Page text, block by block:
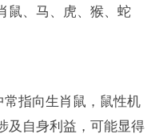
鼠、马、虎、猴、蛇
常指向生肖鼠，鼠性机
及自身利益，可能显得